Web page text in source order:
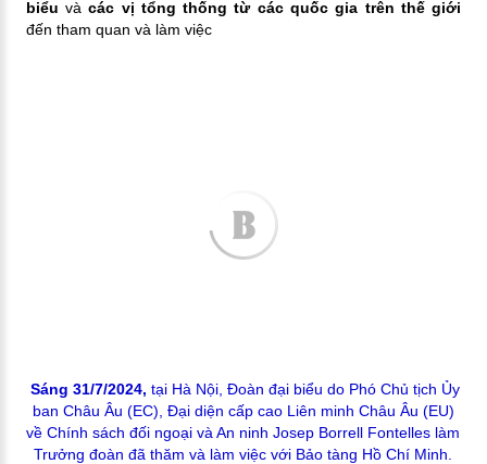
biểu vàcác vị tổng thống từ các quốc gia trên thế giới
đến tham quan và làm việc
Sáng 31/7/2024, tại Hà Nội, Đoàn đại biểu do Phó Chủ tịch Ủy
ban Châu Âu (EC), Đại diện cấp cao Liên minh Châu Âu (EU)
về Chính sách đối ngoại và An ninh Josep Borrell Fontelles làm
Trưởng đoàn đã thăm và làm việc với Bảo tàng Hồ Chí Minh.